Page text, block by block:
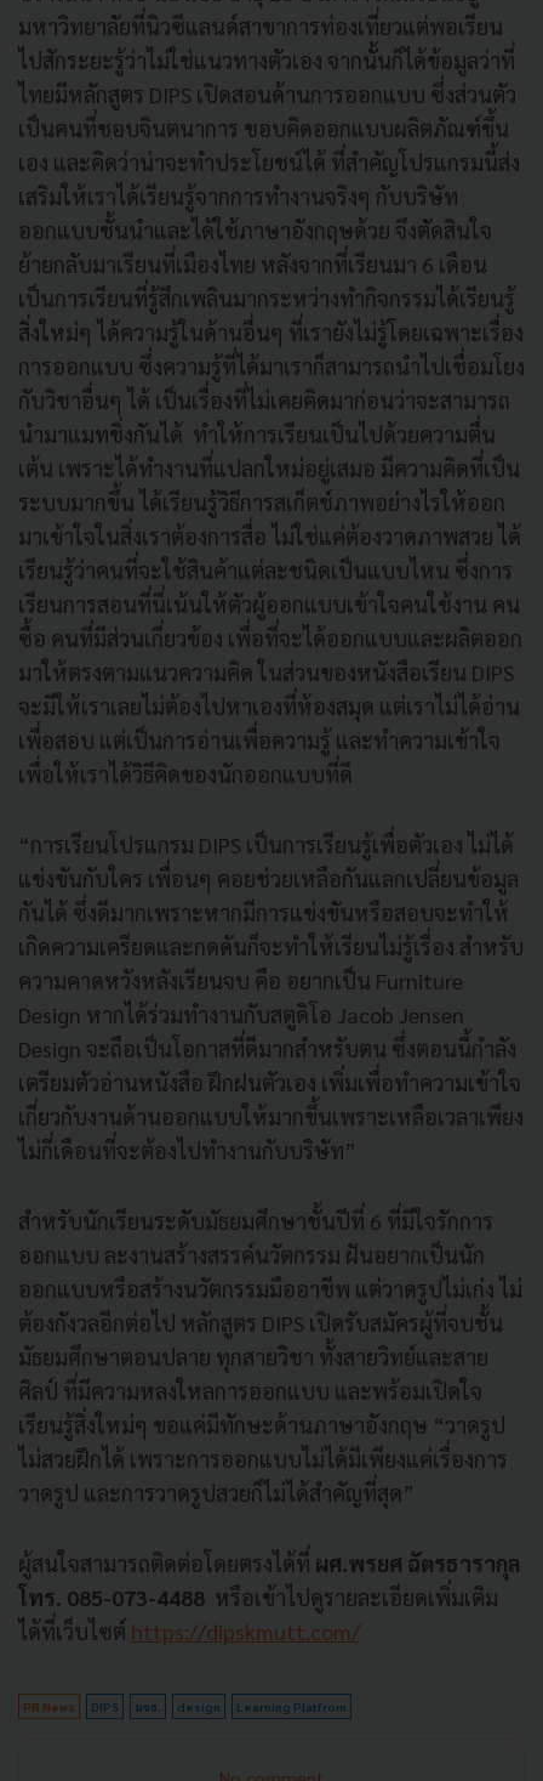
มหาวิทยาลัยที่นิวซีแลนด์สาขาการท่องเที่ยวแต่พอเรียน
ไปสักระยะรู้ว่าไม่ใช่แนวทางตัวเอง จากนั้นก็ได้ข้อมูลว่าที่
ไทยมีหลักสูตร DIPS เปิดสอนด้านการออกแบบ ซึ่งส่วนตัว
เป็นคนที่ชอบจินตนาการ ชอบคิดออกแบบผลิตภัณฑ์ขึ้น
เอง และคิดว่าน่าจะทำประโยชน์ได้ ที่สำคัญโปรแกรมนี้ส่ง
เสริมให้เราได้เรียนรู้จากการทำงานจริงๆ กับบริษัท
ออกแบบชั้นนำและได้ใช้ภาษาอังกฤษด้วย จึงตัดสินใจ
ย้ายกลับมาเรียนที่เมืองไทย หลังจากที่เรียนมา 6 เดือน
เป็นการเรียนที่รู้สึกเพลินมากระหว่างทำกิจกรรมได้เรียนรู้
สิ่งใหม่ๆ ได้ความรู้ในด้านอื่นๆ ที่เรายังไม่รู้โดยเฉพาะเรื่อง
การออกแบบ ซึ่งความรู้ที่ได้มาเราก็สามารถนำไปเชื่อมโยง
กับวิชาอื่นๆ ได้ เป็นเรื่องที่ไม่เคยคิดมาก่อนว่าจะสามารถ
นำมาแมทชิ่งกันได้ ทำให้การเรียนเป็นไปด้วยความตื่น
เต้น เพราะได้ทำงานที่แปลกใหม่อยู่เสมอ มีความคิดที่เป็น
ระบบมากขึ้น ได้เรียนรู้วิธีการสเก็ตช์ภาพอย่างไรให้ออก
มาเข้าใจในสิ่งเราต้องการสื่อ ไม่ใช่แค่ต้องวาดภาพสวย ได้
เรียนรู้ว่าคนที่จะใช้สินค้าแต่ละชนิดเป็นแบบไหน ซึ่งการ
เรียนการสอนที่นี่เน้นให้ตัวผู้ออกแบบเข้าใจคนใช้งาน คน
ซื้อ คนที่มีส่วนเกี่ยวข้อง เพื่อที่จะได้ออกแบบและผลิตออก
มาให้ตรงตามแนวความคิด ในส่วนของหนังสือเรียน DIPS
จะมีให้เราเลยไม่ต้องไปหาเองที่ห้องสมุด แต่เราไม่ได้อ่าน
เพื่อสอบ แต่เป็นการอ่านเพื่อความรู้ และทำความเข้าใจ
เพื่อให้เราได้วิธีคิดของนักออกแบบที่ดี
“การเรียนโปรแกรม DIPS เป็นการเรียนรู้เพื่อตัวเอง ไม่ได้
แข่งขันกับใคร เพื่อนๆ คอยช่วยเหลือกันแลกเปลี่ยนข้อมูล
กันได้ ซึ่งดีมากเพราะหากมีการแข่งขันหรือสอบจะทำให้
เกิดความเครียดและกดดันก็จะทำให้เรียนไม่รู้เรื่อง สำหรับ
ความคาดหวังหลังเรียนจบ คือ อยากเป็น Furniture
Design หากได้ร่วมทำงานกับสตูดิโอ Jacob Jensen
Design จะถือเป็นโอกาสที่ดีมากสำหรับตน ซึ่งตอนนี้กำลัง
เตรียมตัวอ่านหนังสือ ฝึกฝนตัวเอง เพิ่มเพื่อทำความเข้าใจ
เกี่ยวกับงานด้านออกแบบให้มากขึ้นเพราะเหลือเวลาเพียง
ไม่กี่เดือนที่จะต้องไปทำงานกับบริษัท”
สำหรับนักเรียนระดับมัธยมศึกษาชั้นปีที่ 6 ที่มีใจรักการ
ออกแบบ ละงานสร้างสรรค์นวัตกรรม ฝันอยากเป็นนัก
ออกแบบหรือสร้างนวัตกรรมมืออาชีพ แต่วาดรูปไม่เก่ง ไม่
ต้องกังวลอีกต่อไป หลักสูตร DIPS เปิดรับสมัครผู้ที่จบชั้น
มัธยมศึกษาตอนปลาย ทุกสายวิชา ทั้งสายวิทย์และสาย
ศิลป์ ที่มีความหลงใหลการออกแบบ และพร้อมเปิดใจ
เรียนรู้สิ่งใหม่ๆ ขอแค่มีทักษะด้านภาษาอังกฤษ “วาดรูป
ไม่สวยฝึกได้ เพราะการออกแบบไม่ได้มีเพียงแค่เรื่องการ
วาดรูป และการวาดรูปสวยก็ไม่ได้สำคัญที่สุด”
ผู้สนใจสามารถติดต่อโดยตรงได้ที่ ผศ.พรยศ ฉัตรธารากุล
โทร. 085-073-4488 หรือเข้าไปดูรายละเอียดเพิ่มเติม
ได้ที่เว็บไซต์ https://dipskmutt.com/
PR News DIPS มจธ. design Learning Platfrom